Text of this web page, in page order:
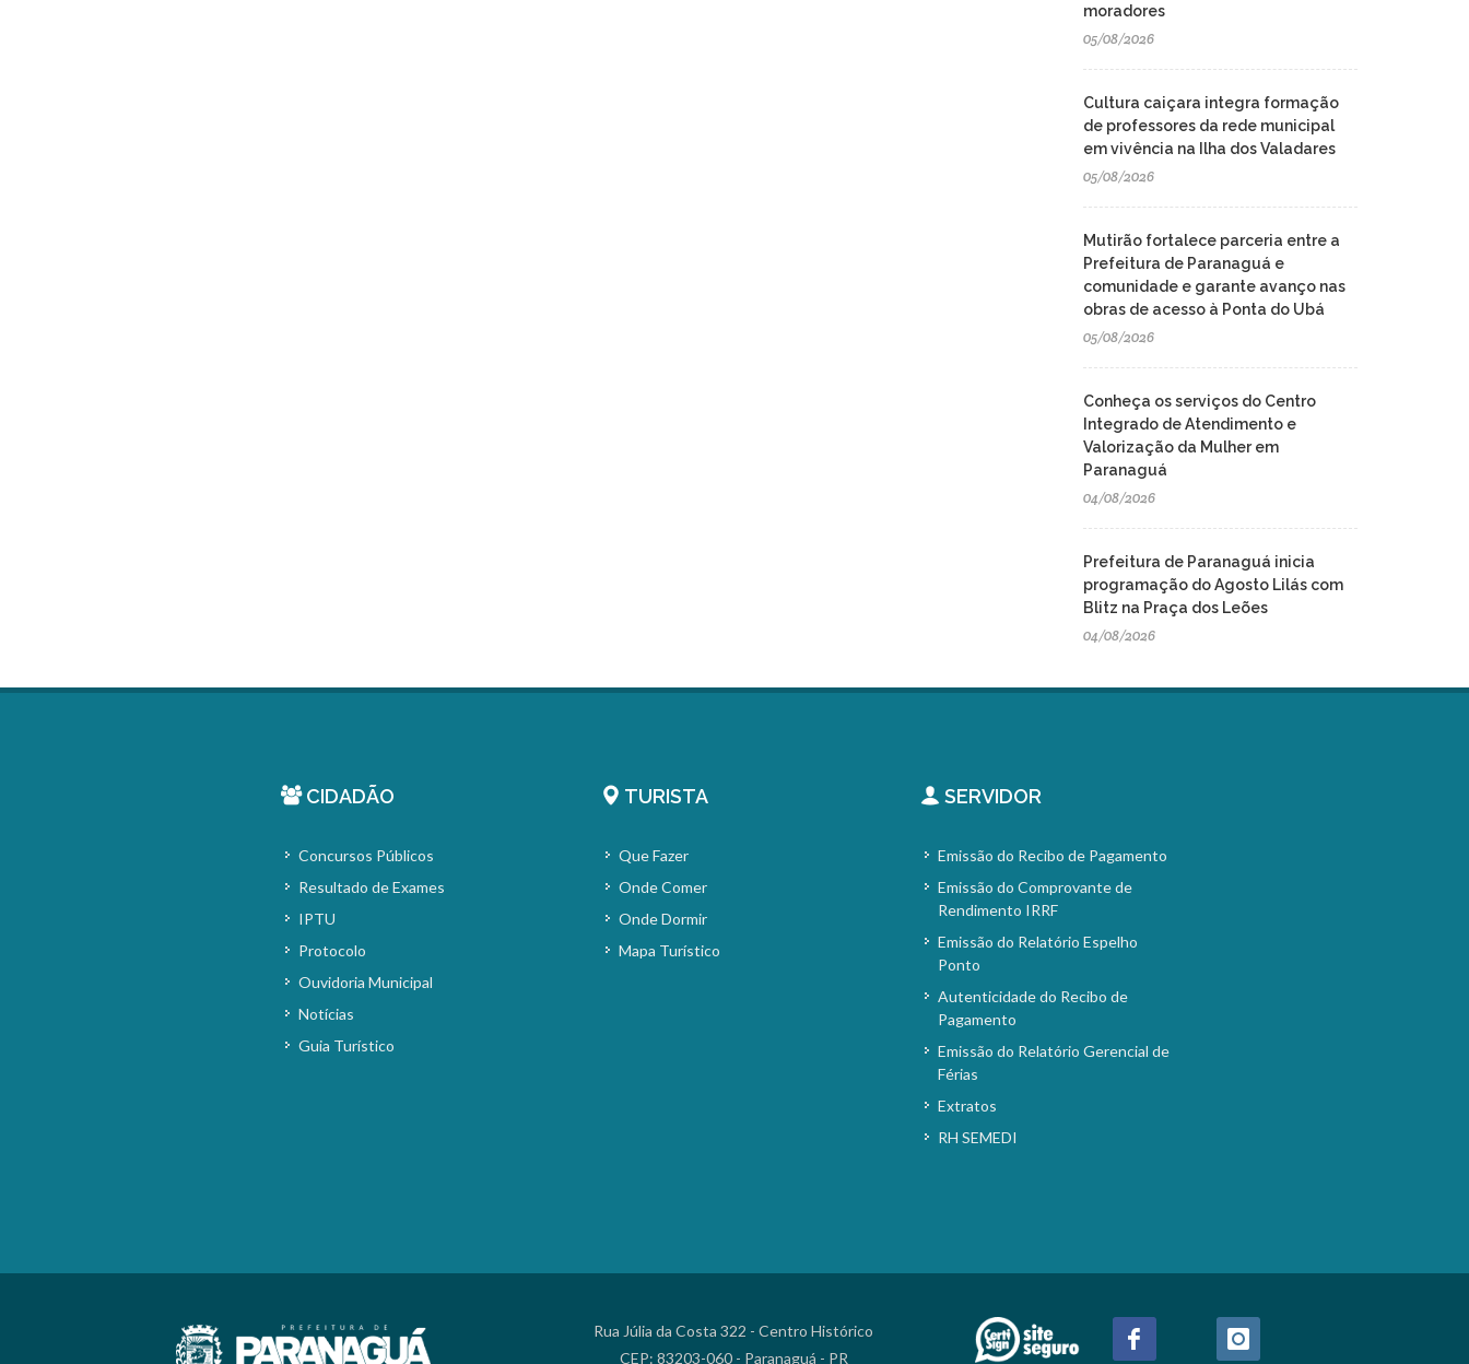
moradores
05/08/2026
Cultura caiçara integra formação
de professores da rede municipal
em vivência na Ilha dos Valadares
05/08/2026
Mutirão fortalece parceria entre a
Prefeitura de Paranaguá e
comunidade e garante avanço nas
obras de acesso à Ponta do Ubá
05/08/2026
Conheça os serviços do Centro
Integrado de Atendimento e
Valorização da Mulher em
Paranaguá
04/08/2026
Prefeitura de Paranaguá inicia
programação do Agosto Lilás com
Blitz na Praça dos Leões
04/08/2026
CIDADÃO
Concursos Públicos
Resultado de Exames
IPTU
Protocolo
Ouvidoria Municipal
Notícias
Guia Turístico
TURISTA
Que Fazer
Onde Comer
Onde Dormir
Mapa Turístico
SERVIDOR
Emissão do Recibo de Pagamento
Emissão do Comprovante de
Rendimento IRRF
Emissão do Relatório Espelho
Ponto
Autenticidade do Recibo de
Pagamento
Emissão do Relatório Gerencial de
Férias
Extratos
RH SEMEDI
Rua Júlia da Costa 322 - Centro Histórico
CEP: 83203-060 - Paranaguá - PR